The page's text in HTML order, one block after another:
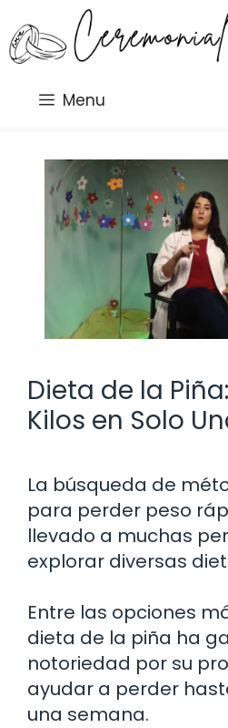
al
contenido
Menu
Dieta de la
Kilos en Solo
La búsqueda de
para perder peso
llevado a muchas
explorar diversas
Entre las opciones
dieta de la piña ha
notoriedad por su
ayudar a perder
una semana.